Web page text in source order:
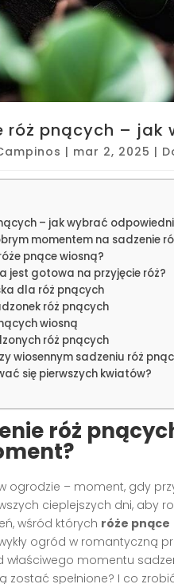
róż pnących –
| mar 2, 2025 |
– jak wybrać
momentem na sadzenie
pnące wiosną?
jest gotowa na przyjęcie róż?
dla róż pnących
róż pnących
wiosną
róż pnących
wiosennym sadzeniu róż
się pierwszych kwiatów?
róż
ogrodzie – moment, gdy
cieplejszych dni, aby
wśród których róże pnące
ogród w romantyczną
właściwego momentu
zostać spełnione? I co